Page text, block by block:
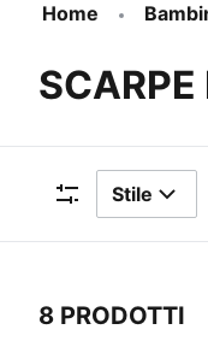
Home
Stile
8 PRODOTTI